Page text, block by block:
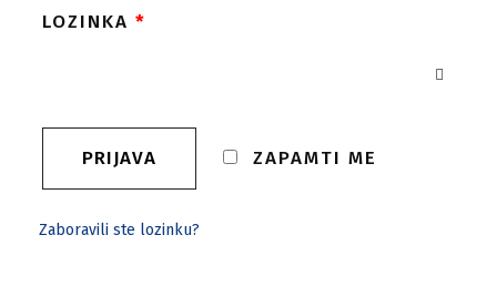
LOZINKA *
ZAPAMTI ME
Zaboravili ste lozinku?